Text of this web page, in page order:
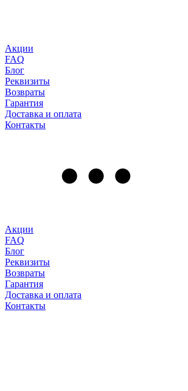
Акции
FAQ
Блог
Реквизиты
Возвраты
Гарантия
Доставка и оплата
Контакты
Акции
FAQ
Блог
Реквизиты
Возвраты
Гарантия
Доставка и оплата
Контакты